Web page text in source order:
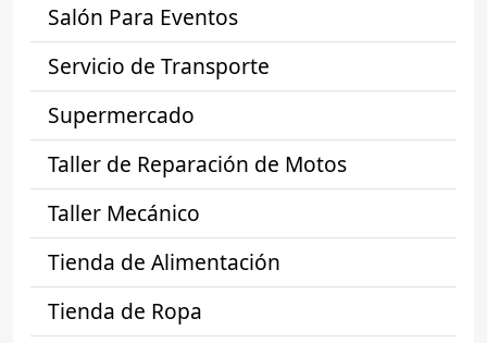
Salón Para Eventos
Servicio de Transporte
Supermercado
Taller de Reparación de Motos
Taller Mecánico
Tienda de Alimentación
Tienda de Ropa